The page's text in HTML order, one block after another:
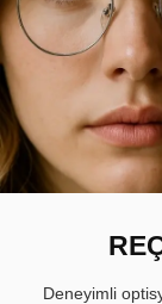
Deneyimli